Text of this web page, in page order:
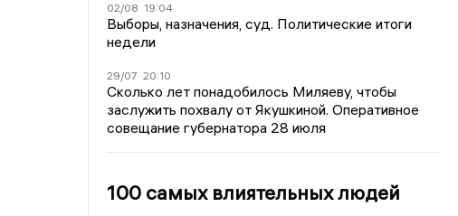
02/08 19:04
Выборы, назначения, суд. Политические итоги
недели
29/07 20:10
Сколько лет понадобилось Миляеву, чтобы
заслужить похвалу от Якушкиной. Оперативное
совещание губернатора 28 июля
100 самых влиятельных людей